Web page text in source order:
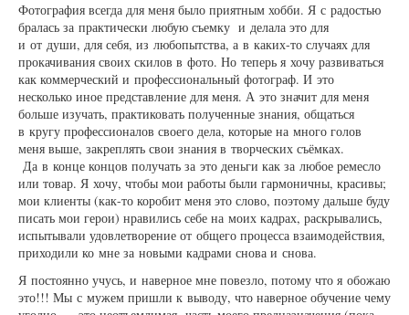
Фотография всегда для меня было приятным хобби. Я с радостью
бралась за практически любую съемку и делала это для
и от души, для себя, из любопытства, а в каких-то случаях для
прокачивания своих скилов в фото. Но теперь я хочу развиваться
как коммерческий и профессиональный фотограф. И это
несколько иное представление для меня. А это значит для меня
больше изучать, практиковать полученные знания, общаться
в кругу профессионалов своего дела, которые на много голов
меня выше, закреплять свои знания в творческих съёмках.
Да в конце концов получать за это деньги как за любое ремесло
или товар. Я хочу, чтобы мои работы были гармоничны, красивы;
мои клиенты (как-то коробит меня это слово, поэтому дальше буду
писать мои герои) нравились себе на моих кадрах, раскрывались,
испытывали удовлетворение от общего процесса взаимодействия,
приходили ко мне за новыми кадрами снова и снова.
Я постоянно учусь, и наверное мне повезло, потому что я обожаю
это!!! Мы с мужем пришли к выводу, что наверное обучение чему